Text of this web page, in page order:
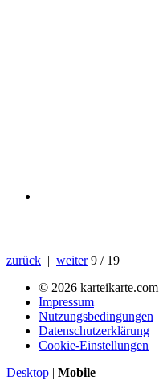
zurück | weiter 9 / 19
© 2026 karteikarte.com
Impressum
Nutzungsbedingungen
Datenschutzerklärung
Cookie-Einstellungen
Desktop | Mobile